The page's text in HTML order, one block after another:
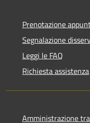
Prenotazione
Segnalazione
Leggi le FAQ
Richiesta assistenza
Amministrazione